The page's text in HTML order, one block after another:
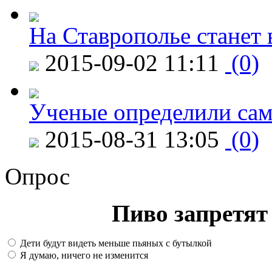
На Ставрополье
2015-09-02 11:11 (0)
Ученые определили
2015-08-31 13:05 (0)
Опрос
Пиво
Дети будут видеть меньше пьяных с бутылкой
Я думаю, ничего не изменится